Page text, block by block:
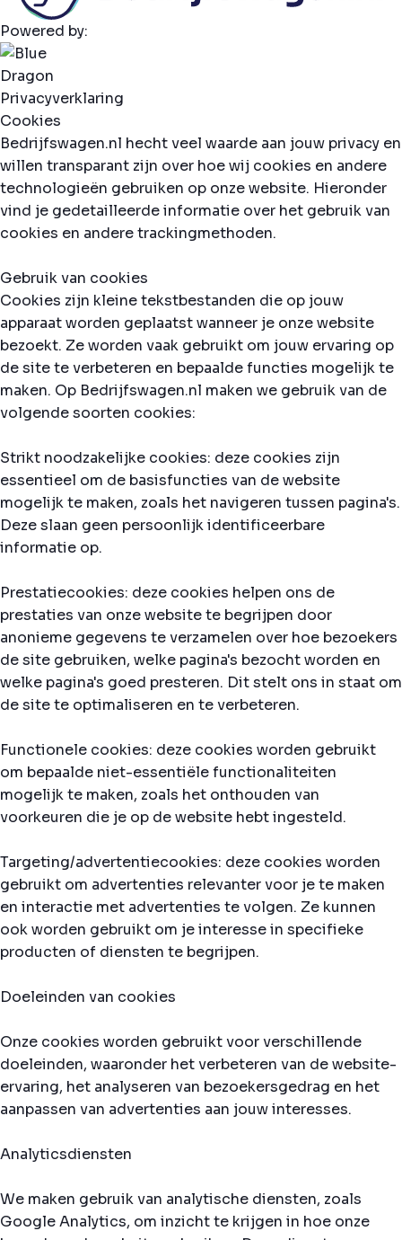
Powered by:
Privacyverklaring
Cookies
Bedrijfswagen.nl hecht veel waarde aan jouw privacy en
willen transparant zijn over hoe wij cookies en andere
technologieën gebruiken op onze website. Hieronder
vind je gedetailleerde informatie over het gebruik van
cookies en andere trackingmethoden.
Gebruik van cookies
Cookies zijn kleine tekstbestanden die op jouw
apparaat worden geplaatst wanneer je onze website
bezoekt. Ze worden vaak gebruikt om jouw ervaring op
de site te verbeteren en bepaalde functies mogelijk te
maken. Op Bedrijfswagen.nl maken we gebruik van de
volgende soorten cookies:
Strikt noodzakelijke cookies: deze cookies zijn
essentieel om de basisfuncties van de website
mogelijk te maken, zoals het navigeren tussen pagina's.
Deze slaan geen persoonlijk identificeerbare
informatie op.
Prestatiecookies: deze cookies helpen ons de
prestaties van onze website te begrijpen door
anonieme gegevens te verzamelen over hoe bezoekers
de site gebruiken, welke pagina's bezocht worden en
welke pagina's goed presteren. Dit stelt ons in staat om
de site te optimaliseren en te verbeteren.
Functionele cookies: deze cookies worden gebruikt
om bepaalde niet-essentiële functionaliteiten
mogelijk te maken, zoals het onthouden van
voorkeuren die je op de website hebt ingesteld.
Targeting/advertentiecookies: deze cookies worden
gebruikt om advertenties relevanter voor je te maken
en interactie met advertenties te volgen. Ze kunnen
ook worden gebruikt om je interesse in specifieke
producten of diensten te begrijpen.
Doeleinden van cookies
Onze cookies worden gebruikt voor verschillende
doeleinden, waaronder het verbeteren van de website-
ervaring, het analyseren van bezoekersgedrag en het
aanpassen van advertenties aan jouw interesses.
Analyticsdiensten
We maken gebruik van analytische diensten, zoals
Google Analytics, om inzicht te krijgen in hoe onze